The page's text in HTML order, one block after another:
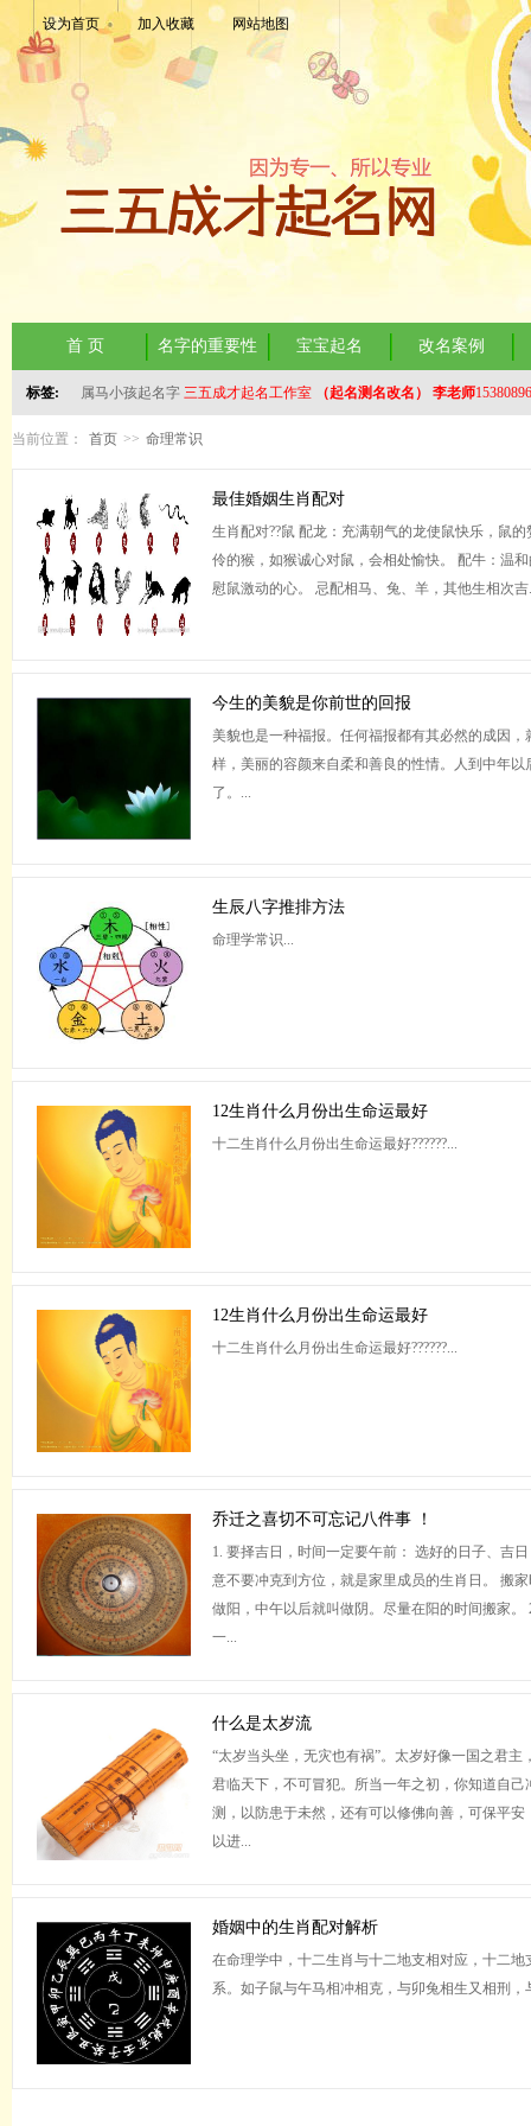
设为首页 加入收藏 网站地图
首 页 名字的重要性 宝宝起名 改名案例
标签: 属马小孩起名字 三五成才起名工作室 （起名测名改名） 李老师
当前位置： 首页 >> 命理常识
最佳婚姻生肖配对
生肖配对??鼠 配龙：充满朝气的龙使鼠快乐，鼠
伶的猴，如猴诚心对鼠，会相处愉快。 配牛：温
慰鼠激动的心。 忌配相马、兔、羊，其他生相次吉
今生的美貌是你前世的回报
美貌也是一种福报。任何福报都有其必然的成因
样，美丽的容颜来自柔和善良的性情。人到中年
了。...
生辰八字推排方法
命理学常识...
12生肖什么月份出生命运最好
十二生肖什么月份出生命运最好??????...
12生肖什么月份出生命运最好
十二生肖什么月份出生命运最好??????...
乔迁之喜切不可忘记八件事 ！
1. 要择吉日，时间一定要午前： 选好的日子、吉
意不要冲克到方位，就是家里成员的生肖日。 搬
做阳，中午以后就叫做阴。尽量在阳的时间搬家
一...
什么是太岁流
“太岁当头坐，无灾也有祸”。太岁好像一国之君
君临天下，不可冒犯。所当一年之初，你知道自
测，以防患于未然，还有可以修佛向善，可保平
以进...
婚姻中的生肖配对解析
在命理学中，十二生肖与十二地支相对应，十二
系。如子鼠与午马相冲相克，与卯兔相生又相刑